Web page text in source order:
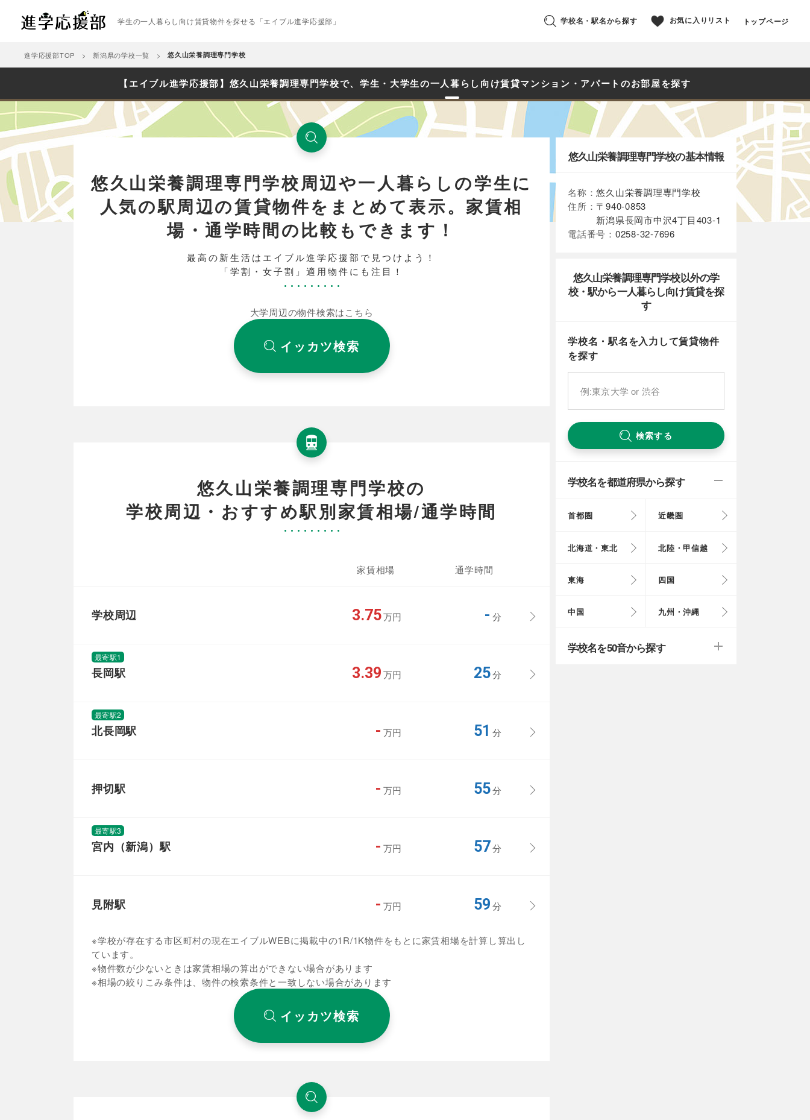
学生の一人暮らし向け賃貸物件を探せる「エイブル進学応援部」 学校名・駅名から探す お気に入りリスト トップページ
進学応援部TOP 新潟県の学校一覧 悠久山栄養調理専門学校
【エイブル進学応援部】悠久山栄養調理専門学校で、学生・大学生の一人暮らし向け賃貸マンション・アパートのお部屋を探す
悠久山栄養調理専門学校周辺や一人暮らしの学生に
人気の駅周辺の賃貸物件をまとめて表示。家賃相
場・通学時間の比較もできます！
最高の新生活はエイブル進学応援部で見つけよう！
「学割・女子割」適用物件にも注目！
大学周辺の物件検索はこちら
イッカツ検索
悠久山栄養調理専門学校の
学校周辺・おすすめ駅別家賃相場/通学時間
家賃相場 通学時間
学校周辺 3.75万円 - 分
最寄駅1
長岡駅 3.39万円 25分
最寄駅2
北長岡駅 - 万円 51 分
押切駅 - 万円 55分
最寄駅3
宮内（新潟）駅 - 万円 57分
見附駅 - 万円 59分
※学校が存在する市区町村の現在エイブルWEBに掲載中の1R/1K物件をもとに家賃相場を計算し算出し
ています。
※物件数が少ないときは家賃相場の算出ができない場合があります
※相場の絞りこみ条件は、物件の検索条件と一致しない場合があります
イッカツ検索
悠久山栄養調理専門学校の基本情報
名称：悠久山栄養調理専門学校
住所： 〒940-0853
新潟県長岡市中沢4丁目403-1
電話番号： 0258-32-7696
悠久山栄養調理専門学校以外の学
校・駅から一人暮らし向け賃貸を探
す
学校名・駅名を入力して賃貸物件
を探す
検索する
学校名を都道府県から探す
首都圏 近畿圏
北海道・東北 北陸・甲信越
東海 四国
中国 九州・沖縄
学校名を50音から探す